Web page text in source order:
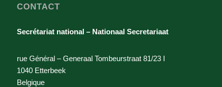
CONTACT
Secrétariat national – Nationaal Secretariaat
rue Général – Generaal Tombeurstraat 81/23 I
1040 Etterbeek
Belgique